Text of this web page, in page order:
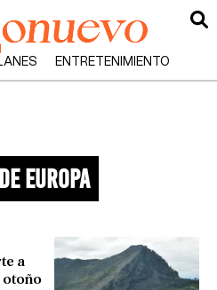
ENTRETENIMIENTO
europa
a
otoño